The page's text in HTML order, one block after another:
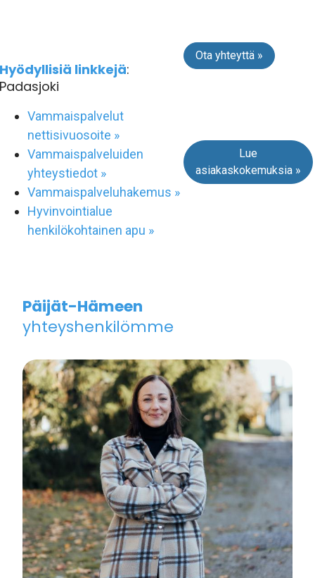
linkkejä:
Vammaispalvelut
nettisivuosoite »
Vammaispalveluiden
yhteystiedot »
Vammaispalveluhakemus »
Hyvinvointialue
henkilökohtainen apu »
Ota yhteyttä »
Lue
asiakaskokemuksia »
Päijät-Hämeen
yhteyshenkilömme